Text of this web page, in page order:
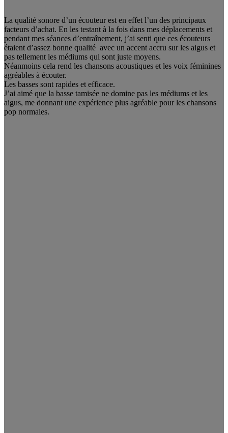
La qualité sonore d’un écouteur est en effet l’un des principaux
facteurs d’achat. En les testant à la fois dans mes déplacements et
pendant mes séances d’entraînement, j’ai senti que ces écouteurs
étaient d’assez bonne qualité avec un accent accru sur les aigus et
pas tellement les médiums qui sont juste moyens.
Néanmoins cela rend les chansons acoustiques et les voix féminines
agréables à écouter.
Les basses sont rapides et efficace.
J’ai aimé que la basse tamisée ne domine pas les médiums et les
aigus, me donnant une expérience plus agréable pour les chansons
pop normales.